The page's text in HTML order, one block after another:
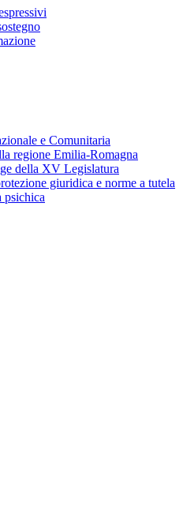
e Comunitaria
regione Emilia-Romagna
della XV Legislatura
giuridica e norme a tutela
psichica